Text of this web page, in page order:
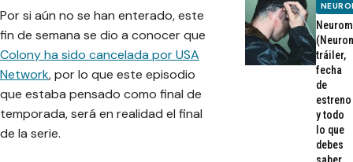
Por si aún no se han enterado, este
fin de semana se dio a conocer que
Colony ha sido cancelada por USA
Network, por lo que este episodio
que estaba pensado como final de
temporada, será en realidad el final
de la serie.
tráiler,
fecha
de
estreno
y todo
lo que
debes